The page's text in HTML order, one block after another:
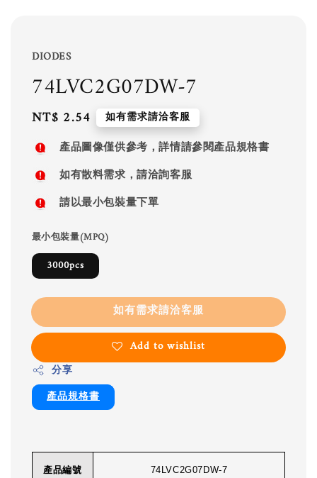
DIODES
74LVC2G07DW-7
Regular
price
NT$ 2.54 如有需求請洽客服
產品圖像僅供參考，詳情請參閱產品規格書
如有散料需求，請洽詢客服
請以最小包裝量下單
最小包裝量(MPQ)
3000pcs
如有需求請洽客服
Add to wishlist
分享
產品規格書
產品編號 74LVC2G07DW-7